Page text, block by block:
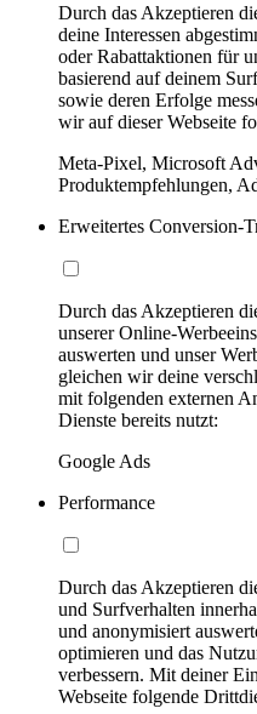
Durch das Akzeptieren
deine Interessen
oder Rabattaktionen für
basierend auf deinem
sowie deren Erfolge
wir auf dieser Webseite
Meta-Pixel, Microsoft
Produktempfehlungen,
Erweitertes Conversion-
Durch das Akzeptieren
unserer Online-
auswerten und unser
gleichen wir deine
mit folgenden externen
Dienste bereits nutzt:
Google Ads
Performance
Durch das Akzeptieren
und Surfverhalten
und anonymisiert
optimieren und das
verbessern. Mit deiner
Webseite folgende